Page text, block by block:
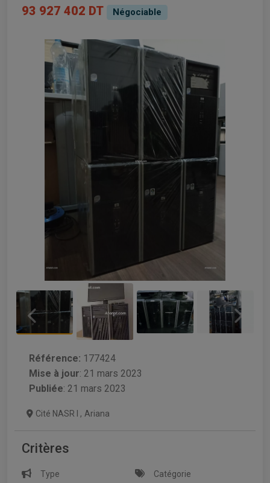
93 927 402 DT Négociable
Référence: 177424
Mise à jour: 21 mars 2023
Publiée: 21 mars 2023
Cité NASR I , Ariana
Critères
Type
Catégorie